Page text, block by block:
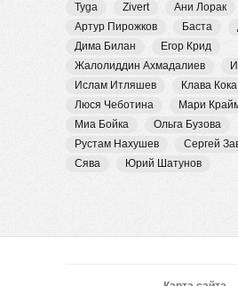
Tyga
Zivert
Ани Лорак
Артур Пирожков
Баста
Дима Билан
Егор Крид
Жалолиддин Ахмадалиев
Ислам Итляшев
Клава Кока
Люся Чеботина
Мари
Миа Бойка
Ольга Бузова
Рустам Нахушев
Сергей
Сява
Юрий Шатунов